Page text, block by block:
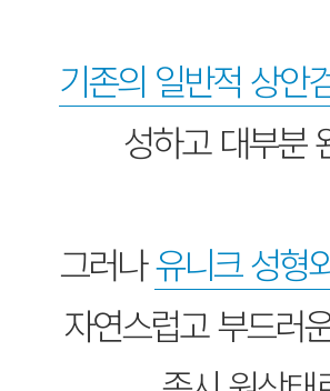
기존의 일반적 상안
성하고 대부분
그러나유니크 성형
자연스럽고 부드러